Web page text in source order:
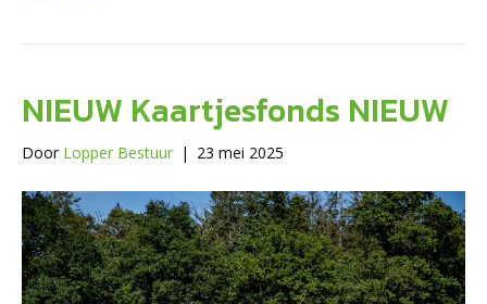
NIEUW Kaartjesfonds NIEUW
Door Lopper Bestuur | 23 mei 2025